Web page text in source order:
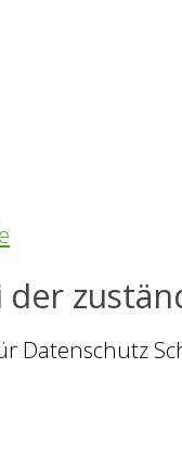
Datenschutz